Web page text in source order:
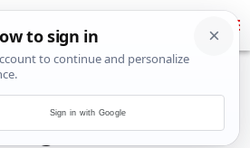
Više se ne može
Focus ST
Sign in with Google